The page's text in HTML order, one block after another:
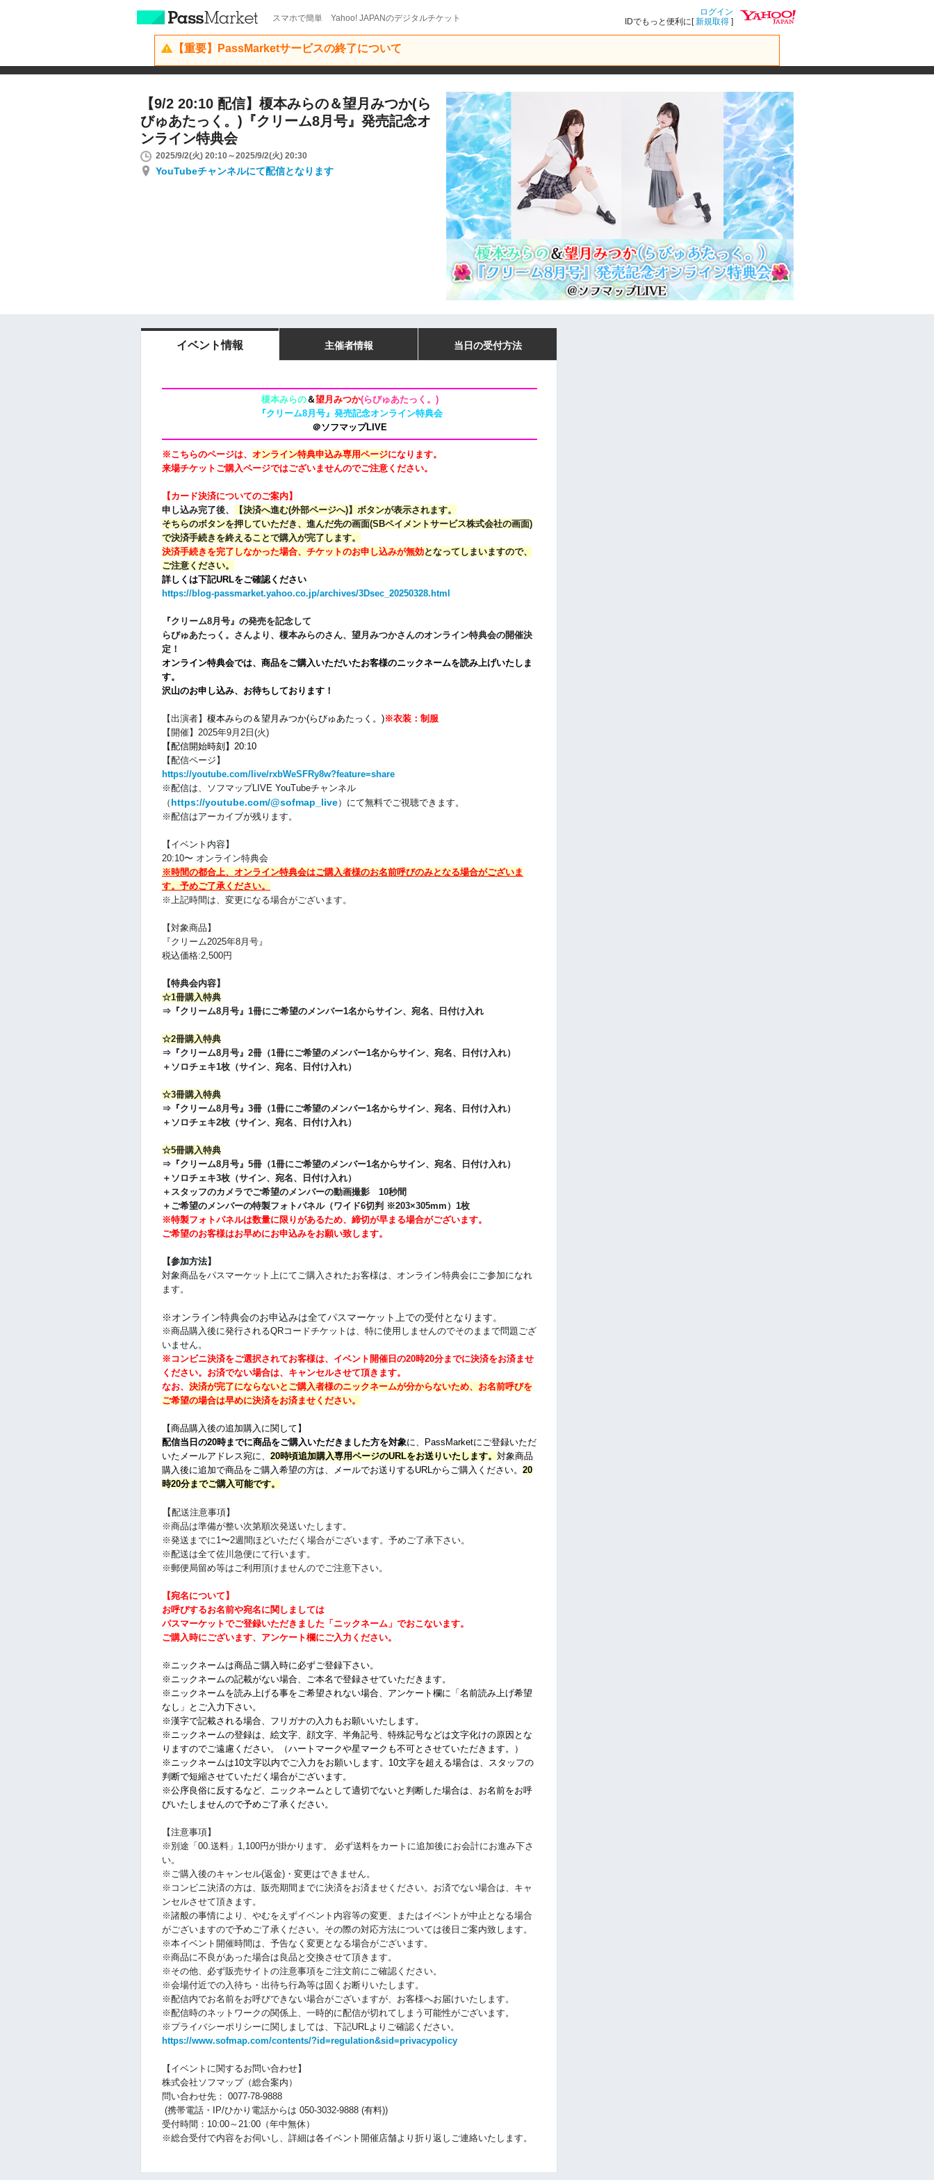
スマホで簡単 Yahoo! JAPANのデジタルチケット
ログイン
IDでもっと便利に[新規取得 ]
【重要】PassMarketサービスの終了について
【9/2 20:10 配信】榎本みらの＆望月みつか(ら
びゅあたっく。)『クリーム8月号』発売記念オ
ンライン特典会
2025/9/2(火) 20:10～2025/9/2(火) 20:30
YouTubeチャンネルにて配信となります
イベント情報 主催者情報 当日の受付方法
榎本みらの＆望月みつか(らびゅあたっく。)
『クリーム8月号』発売記念オンライン特典会
＠ソフマップLIVE
※こちらのページは、 オンライン特典申込み専用ページになります。
来場チケットご購入ページではございませんのでご注意ください。
【カード決済についてのご案内】
申し込み完了後、
【決済へ進む(外部ページへ)】ボタンが表示されます。
そちらのボタンを押していただき、進んだ先の画面(SBペイメントサービス株式会社の画面)
で決済手続きを終えることで購入が完了します。
決済手続きを完了しなかった場合、チケットのお申し込みが無効となってしまいますので、
ご注意ください。
詳しくは下記URLをご確認ください
https://blog-passmarket.yahoo.co.jp/archives/3Dsec_20250328.html
『クリーム8月号』の発売を記念して
らびゅあたっく。さんより、榎本みらのさん、望月みつかさんのオンライン特典会の開催決
定！
オンライン特典会では、商品をご購入いただいたお客様のニックネームを読み上げいたしま
す。
沢山のお申し込み、お待ちしております！
【出演者】 榎本みらの＆望月みつか(らびゅあたっく。)※衣装：制服
【開催】2025年9月2日(火)
【配信開始時刻】20:10
【配信ページ】
https://youtube.com/live/rxbWeSFRy8w?feature=share
※配信は、
ソフマップLIVE YouTubeチャンネル
（ https://youtube.com/@sofmap_live）にて無料でご視聴できます。
※配信はアーカイブが残ります。
【イベント内容】
20:10〜 オンライン特典会
※時間の都合上、オンライン特典会はご購入者様のお名前呼びのみとなる場合がございま
す。 予めご了承ください。
※上記時間は、変更になる場合がございます。
【対象商品】
『クリーム2025年8月号』
税込価格:2,500円
【特典会内容】
☆1冊購入特典
⇒『クリーム8月号』1冊にご希望のメンバー1名からサイン、宛名、日付け入れ
☆2冊購入特典
⇒『クリーム8月号』2冊（1冊にご希望のメンバー1名からサイン、宛名、日付け入れ）
＋ソロチェキ1枚（サイン、宛名、日付け入れ）
☆3冊購入特典
⇒『クリーム8月号』3冊（1冊にご希望のメンバー1名からサイン、宛名、日付け入れ）
＋ソロチェキ2枚（サイン、宛名、日付け入れ）
☆5冊購入特典
⇒『クリーム8月号』5冊（1冊にご希望のメンバー1名からサイン、宛名、日付け入れ）
＋ソロチェキ3枚（サイン、宛名、日付け入れ）
＋スタッフのカメラでご希望のメンバーの動画撮影 10秒間
＋ご希望のメンバーの特製フォトパネル（ワイド6切判 ※203×305mm）1枚
※特製フォトパネルは数量に限りがあるため、締切が早まる場合がございます。
ご希望のお客様はお早めにお申込みをお願い致します。
【参加方法】
対象商品をパスマーケット上にてご購入されたお客様は、オンライン特典会にご参加になれ
ます。
※オンライン特典会のお申込みは全てパスマーケット上での受付となります。
※商品購入後に発行されるQRコードチケットは、特に使用しませんのでそのままで問題ござ
いません。
※コンビニ決済をご選択されてお客様は、イベント開催日の20時20分までに決済をお済ませ
ください。 お済でない場合は、キャンセルさせて頂きます。
なお、 決済が完了にならないとご購入者様のニックネームが分からないため、お名前呼びを
ご希望の場合は早めに決済をお済ませください。
【商品購入後の追加購入に関して】
配信当日の20時までに商品をご購入いただきました方を対象に、PassMarketにご登録いただ
いたメールアドレス宛に、 20時頃追加購入専用ページのURLをお送りいたします。 対象商品
購入後に追加で商品をご購入希望の方は、メールでお送りするURLからご購入ください。 20
時20分までご購入可能です。
【配送注意事項】
※商品は準備が整い次第順次発送いたします。
※発送までに1〜2週間ほどいただく場合がございます。予めご了承下さい。
※配送は全て佐川急便にて行います。
※郵便局留め等はご利用頂けませんのでご注意下さい。
【宛名について】
お呼びするお名前や宛名に関しましては
パスマーケットでご登録いただきました「ニックネーム」でおこないます。
ご購入時にございます、アンケート欄にご入力ください。
※ニックネームは商品ご購入時に必ずご登録下さい。
※ニックネームの記載がない場合、ご本名で登録させていただきます。
※ニックネームを読み上げる事をご希望されない場合、アンケート欄に「名前読み上げ希望
なし」とご入力下さい。
※漢字で記載される場合、フリガナの入力もお願いいたします。
※ニックネームの登録は、絵文字、顔文字、半角記号、特殊記号などは文字化けの原因とな
りますのでご遠慮ください。（ハートマークや星マークも不可とさせていただきます。）
※ニックネームは10文字以内でご入力をお願いします。10文字を超える場合は、スタッフの
判断で短縮させていただく場合がございます。
※公序良俗に反するなど、ニックネームとして適切でないと判断した場合は、お名前をお呼
びいたしませんので予めご了承ください。
【注意事項】
※別途「00.送料」1,100円が掛かります。 必ず送料をカートに追加後にお会計にお進み下さ
い。
※ご購入後のキャンセル(返金)・変更はできません。
※コンビニ決済の方は、販売期間までに決済をお済ませください。お済でない場合は、キャ
ンセルさせて頂きます。
※諸般の事情により、やむをえずイベント内容等の変更、またはイベントが中止となる場合
がございますので予めご了承ください。その際の対応方法については後日ご案内致します。
※本イベント開催時間は、予告なく変更となる場合がございます。
※商品に不良があった場合は良品と交換させて頂きます。
※その他、必ず販売サイトの注意事項をご注文前にご確認ください。
※会場付近での入待ち・出待ち行為等は固くお断りいたします。
※配信内でお名前をお呼びできない場合がございますが、お客様へお届けいたします。
※配信時のネットワークの関係上、一時的に配信が切れてしまう可能性がございます。
※プライバシーポリシーに関しましては、下記URLよりご確認ください。
https://www.sofmap.com/contents/?id=regulation&sid=privacypolicy
【イベントに関するお問い合わせ】
株式会社ソフマップ（総合案内）
問い合わせ先： 0077-78-9888
(携帯電話・IP/ひかり電話からは 050-3032-9888 (有料))
受付時間：10:00～21:00（年中無休）
※総合受付で内容をお伺いし、詳細は各イベント開催店舗より折り返しご連絡いたします。